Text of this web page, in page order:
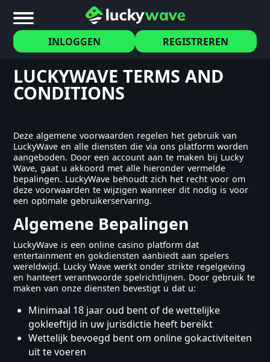
INLOGGEN REGISTREREN
LUCKYWAVE TERMS AND
CONDITIONS
Deze algemene voorwaarden regelen het gebruik van
LuckyWave en alle diensten die via ons platform worden
aangeboden. Door een account aan te maken bij Lucky
Wave, gaat u akkoord met alle hieronder vermelde
bepalingen. LuckyWave behoudt zich het recht voor om
deze voorwaarden te wijzigen wanneer dit nodig is voor
een optimale gebruikerservaring.
Algemene Bepalingen
LuckyWave is een online casino platform dat
entertainment en gokdiensten aanbiedt aan spelers
wereldwijd. Lucky Wave werkt onder strikte regelgeving
en hanteert verantwoorde spelrichtlijnen. Door gebruik te
maken van onze diensten bevestigt u dat u:
Minimaal 18 jaar oud bent of de wettelijke
gokleeftijd in uw jurisdictie heeft bereikt
Wettelijk bevoegd bent om online gokactiviteiten
uit te voeren